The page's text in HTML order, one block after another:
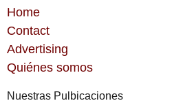
Home
Contact
Advertising
Quiénes somos
Nuestras Pulbicaciones